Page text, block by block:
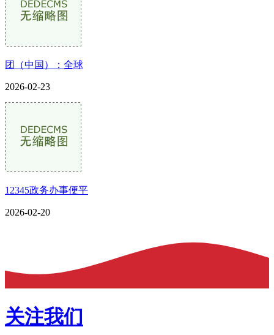
团（中国）：全球
2026-02-23
12345政务办事便平
2026-02-20
关注我们